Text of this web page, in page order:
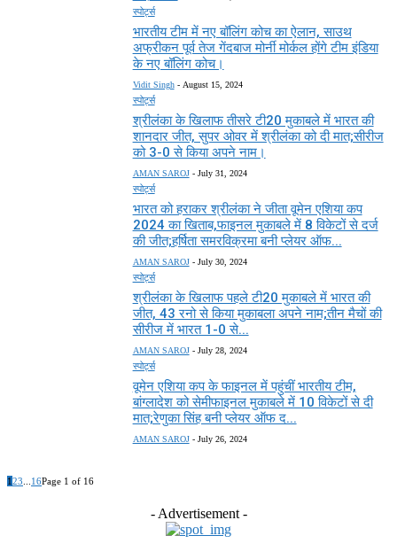
स्पोर्ट्स
भारतीय टीम में नए बॉलिंग कोच का ऐलान, साउथ
अफ्रीकन पूर्व तेज गेंदबाज मोर्नी मोर्कल होंगे टीम इंडिया
के नए बॉलिंग कोच।
Vidit Singh - August 15, 2024
स्पोर्ट्स
श्रीलंका के खिलाफ तीसरे टी20 मुकाबले में भारत की
शानदार जीत, सुपर ओवर में श्रीलंका को दी मात;सीरीज
को 3-0 से किया अपने नाम।
AMAN SAROJ - July 31, 2024
स्पोर्ट्स
भारत को हराकर श्रीलंका ने जीता वूमेन एशिया कप
2024 का खिताब,फाइनल मुकाबले में 8 विकेटों से दर्ज
की जीत;हर्षिता समरविक्रमा बनी प्लेयर ऑफ...
AMAN SAROJ - July 30, 2024
स्पोर्ट्स
श्रीलंका के खिलाफ पहले टी20 मुकाबले में भारत की
जीत, 43 रनो से किया मुकाबला अपने नाम;तीन मैचों की
सीरीज में भारत 1-0 से...
AMAN SAROJ - July 28, 2024
स्पोर्ट्स
वूमेन एशिया कप के फाइनल में पहुंचीं भारतीय टीम,
बांग्लादेश को सेमीफाइनल मुकाबले में 10 विकेटों से दी
मात;रेणुका सिंह बनी प्लेयर ऑफ द...
AMAN SAROJ - July 26, 2024
123 16Page 1 of 16
- Advertisement -